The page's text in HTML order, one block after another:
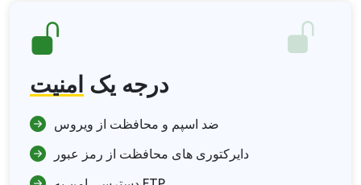
درجه یک امنیت
ضد اسپم و محافظت از ویروس
دایرکتوری های محافظت از رمز عبور